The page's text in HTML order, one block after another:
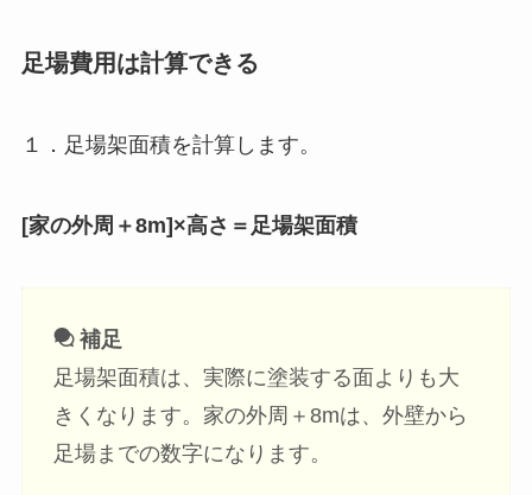
足場費用は計算できる
１．足場架面積を計算します。
[家の外周＋8m]×高さ＝足場架面積
補足
足場架面積は、実際に塗装する面よりも大
きくなります。家の外周＋8mは、外壁から
足場までの数字になります。